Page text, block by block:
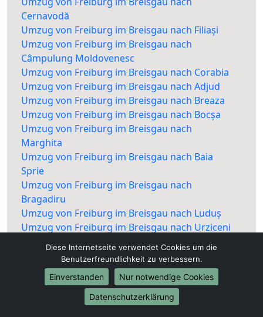
Cernavodă
Umzug von Freiburg im Breisgau nach Filiași
Umzug von Freiburg im Breisgau nach
Câmpulung Moldovenesc
Umzug von Freiburg im Breisgau nach Corabia
Umzug von Freiburg im Breisgau nach Adjud
Umzug von Freiburg im Breisgau nach Breaza
Umzug von Freiburg im Breisgau nach Bocșa
Umzug von Freiburg im Breisgau nach
Marghita
Umzug von Freiburg im Breisgau nach Baia
Sprie
Umzug von Freiburg im Breisgau nach
Bragadiru
Umzug von Freiburg im Breisgau nach Luduș
Umzug von Freiburg im Breisgau nach Urziceni
Umzug von Freiburg im Breisgau nach Vișeu de
Umzug von Freiburg im Breisgau nach Râșnov
Umzug von Freiburg im Breisgau nach Buhuși
Umzug von Freiburg im Breisgau nach
Diese Internetseite verwendet Cookies um die
Benutzerfreundlichkeit zu verbessern.
Einverstanden
Nur notwendige Cookies
Datenschutzerklärung